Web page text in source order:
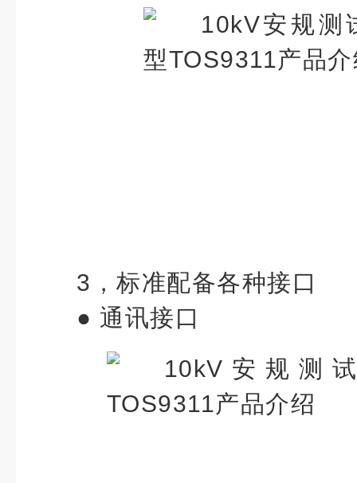
3， 标准配备各种接口
● 通讯接口